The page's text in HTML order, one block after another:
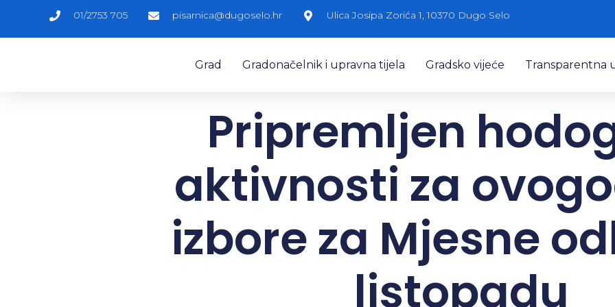
01/2753 705 pisarnica@dugoselo.hr Ulica Josipa Zorića 1, 10370 Dugo Selo
Grad Gradonačelnik i upravna tijela Gradsko vijeće Transparentna
Pripremljen
aktivnosti za
izbore za Mjesne
listopadu